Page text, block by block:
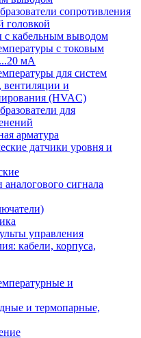
сопротивления
головкой
с кабельным выводом
с токовым
мА
для систем
вентиляции и
(HVAC)
для
арматура
датчики уровня и
аналогового сигнала
управления
кабели, корпуса,
и
и термопарные,